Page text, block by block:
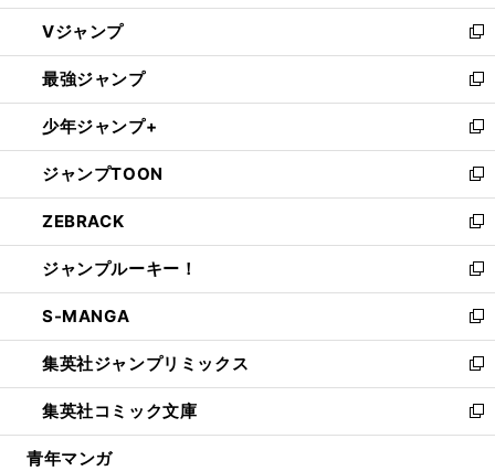
ウ
ィ
ン
ド
ウ
で
開
く
し
い
ウ
ィ
ン
ド
ウ
で
開
く
Vジャンプ
新
し
い
ウ
ィ
ン
ド
ウ
で
開
く
最強ジャンプ
新
し
い
ウ
ィ
ン
ド
ウ
で
開
く
少年ジャンプ+
新
し
い
ウ
ィ
ン
ド
ウ
で
開
く
ジャンプTOON
新
し
い
ウ
ィ
ン
ド
ウ
で
開
く
ZEBRACK
新
し
い
ウ
ィ
ン
ド
ウ
で
開
ジャンプルーキー！
新
し
い
ウ
ィ
ン
ド
ウ
S-MANGA
新
し
い
ウ
ィ
ン
集英社ジャンプリミックス
新
し
い
ウ
集英社コミック文庫
新
し
青年マンガ